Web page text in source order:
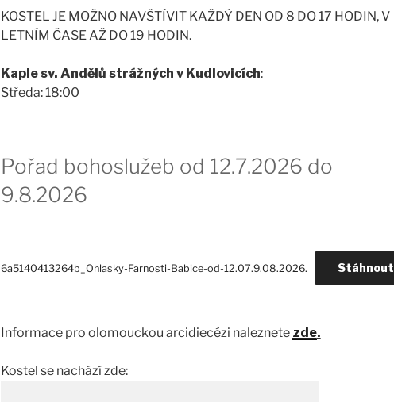
KOSTEL JE MOŽNO NAVŠTÍVIT KAŽDÝ DEN OD 8 DO 17 HODIN, V
LETNÍM ČASE AŽ DO 19 HODIN.
Kaple sv. Andělů strážných v Kudlovicích:
Středa: 18:00
Pořad bohoslužeb od 12.7.2026 do
9.8.2026
6a5140413264b_Ohlasky-Farnosti-Babice-od-12.07.9.08.2026. Stáhnout
Informace pro olomouckou arcidiecézi naleznete zde.
Kostel se nachází zde: